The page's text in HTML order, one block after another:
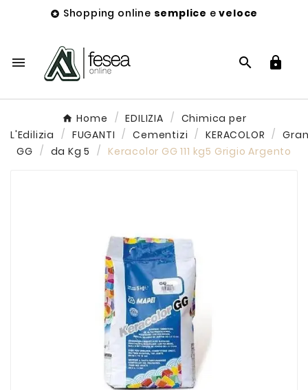
 Shopping online semplice eveloce
  
Home EDILIZIA
Chimica per
L'Edilizia
FUGANTI Cementizi KERACOLOR
GG
da Kg 5 Keracolor GG 111 kg5 Grigio Argento